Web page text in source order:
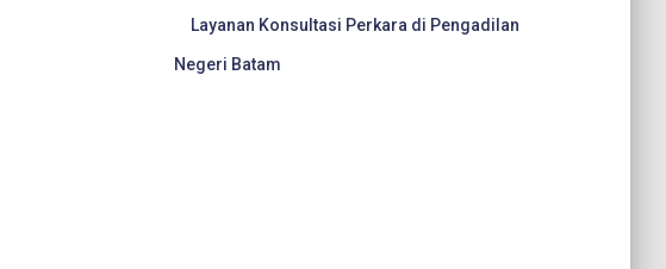
Layanan Konsultasi Perkara di Pengadilan
Negeri Batam